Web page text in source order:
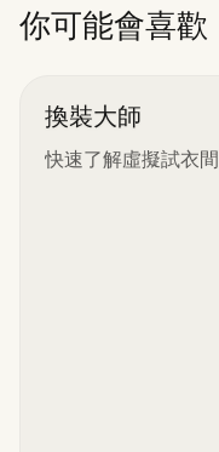
你可能會喜歡
換裝大師
快速了解虛擬試衣間